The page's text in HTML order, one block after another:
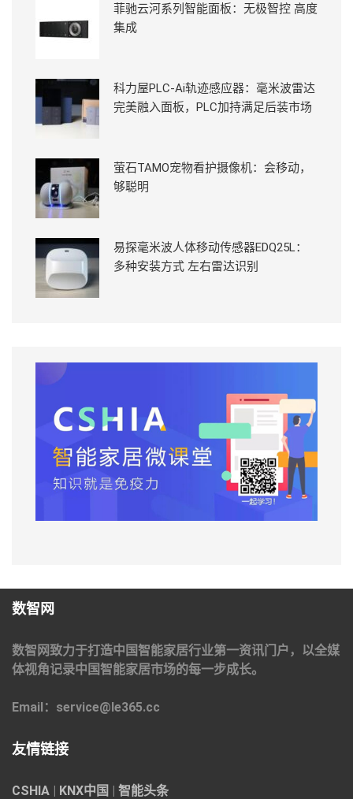
菲驰云河系列智能面板：无极智控 高度
集成
科力屋PLC-Ai轨迹感应器：毫米波雷达
完美融入面板，PLC加持满足后装市场
萤石TAMO宠物看护摄像机：会移动，
够聪明
易探毫米波人体移动传感器EDQ25L：
多种安装方式 左右雷达识别
数智网
数智网致力于打造中国智能家居行业第一资讯门户，以全媒
体视角记录中国智能家居市场的每一步成长。
Email：service@le365.cc
友情链接
CSHIA KNX中国
智能头条